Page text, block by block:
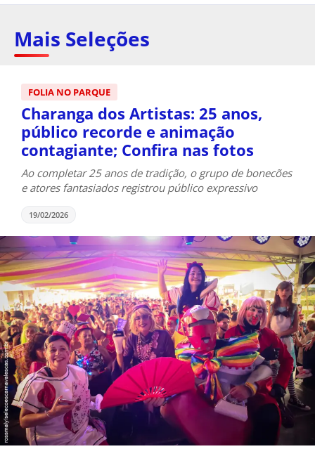
Mais Seleções
FOLIA NO PARQUE
Charanga dos Artistas: 25 anos,
público recorde e animação
contagiante; Confira nas fotos
Ao completar 25 anos de tradição, o grupo de bonecões
e atores fantasiados registrou público expressivo
19/02/2026